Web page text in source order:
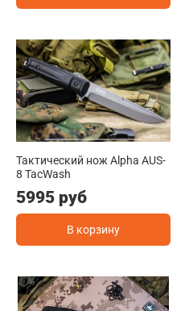
Тактический нож Alpha AUS-
8 TacWash
5995 руб
В корзину